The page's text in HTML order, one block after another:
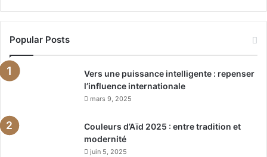
Popular Posts
Vers une puissance intelligente : repenser
l’influence internationale
mars 9, 2025
Couleurs d’Aïd 2025 : entre tradition et
modernité
juin 5, 2025